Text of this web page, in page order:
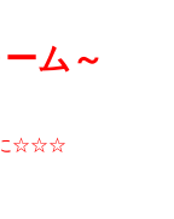
ム～
に☆☆☆